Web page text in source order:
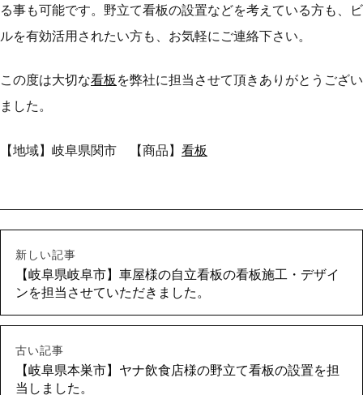
る事も可能です。野立て看板の設置などを考えている方も、ビ
ルを有効活用されたい方も、お気軽にご連絡下さい。
この度は大切な看板 を弊社に担当させて頂きありがとうござい
ました。
【地域】岐阜県関市 【商品】 看板
新しい記事
【岐阜県岐阜市】車屋様の自立看板の看板施工・デザイ
ンを担当させていただきました。
古い記事
【岐阜県本巣市】ヤナ飲食店様の野立て看板の設置を担
当しました。